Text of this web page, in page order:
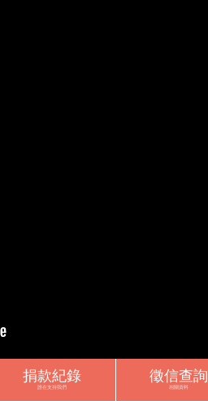
捐款紀錄
誰在支持我們
徵信查詢
相關資料